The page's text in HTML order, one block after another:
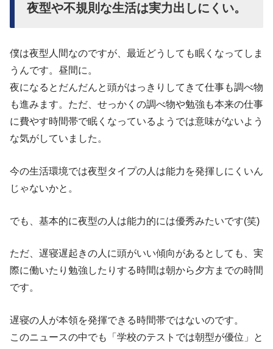
夜型や不規則な生活は実力出しにくい。
僕は夜型人間なのですが、最近どうしても眠くなってしま
うんです。昼間に。
夜になるとだんだんと頭がはっきりしてきて仕事も調べ物
も進みます。ただ、せっかくの調べ物や勉強も本来の仕事
に費やす時間帯で眠くなっているようでは意味がないよう
な気がしていました。
今の生活環境では夜型タイプの人は能力を発揮しにくいん
じゃないかと。
でも、基本的に夜型の人は能力的には優秀みたいです(笑)
ただ、遅寝遅起きの人に頭がいい傾向があるとしても、実
際に働いたり勉強したりする時間は朝から夕方までの時間
です。
遅寝の人が本領を発揮できる時間帯ではないのです。
このニュースの中でも「学校のテストでは朝型が優位」と